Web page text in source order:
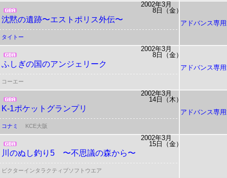
2002年3月
8日（金）
沈黙の遺跡〜エストポリス外伝〜 アドバンス専
タイトー
2002年3月
8日（金）
ふしぎの国のアンジェリーク アドバンス専
コーエー
2002年3月
14日（木）
K-1ポケットグランプリ アドバンス専
コナミ KCE大阪
2002年3月
15日（金）
川のぬし釣り5 〜不思議の森から〜
ビクターインタラクティブソフトウエア